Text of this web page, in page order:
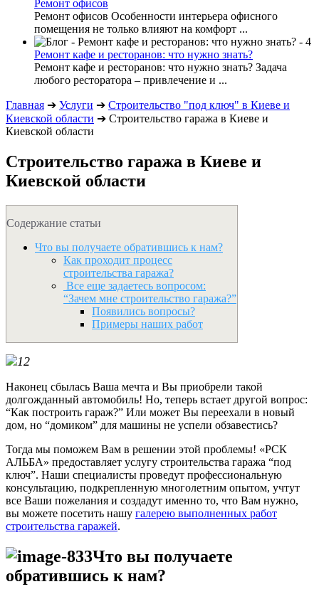
Ремонт офисов
Ремонт офисов Особенности интерьера офисного
помещения не только влияют на комфорт ...
Ремонт кафе и ресторанов: что нужно знать?
Ремонт кафе и ресторанов: что нужно знать? Задача
любого ресторатора – привлечение и ...
Главная ➔ Услуги ➔ Строительство "под ключ" в Киеве и
Киевской области ➔ Строительство гаража в Киеве и
Киевской области
Строительство гаража в Киеве и
Киевской области
Содержание статьи
Что вы получаете обратившись к нам?
Как проходит процесс
строительства гаража?
Все еще задаетесь вопросом:
“Зачем мне строительство гаража?”
Появились вопросы?
Примеры наших работ
Наконец сбылась Ваша мечта и Вы приобрели такой
долгожданный автомобиль! Но, теперь встает другой вопрос:
“Как построить гараж?” Или может Вы переехали в новый
дом, но “домиком” для машины не успели обзавестись?
Тогда мы поможем Вам в решении этой проблемы! «РСК
АЛЬБА» предоставляет услугу строительства гаража “под
ключ”. Наши специалисты проведут профессиональную
консультацию, подкрепленную многолетним опытом, учтут
все Ваши пожелания и создадут именно то, что Вам нужно,
вы можете посетить нашу галерею выполненных работ
строительства гаражей.
Что вы получаете
обратившись к нам?